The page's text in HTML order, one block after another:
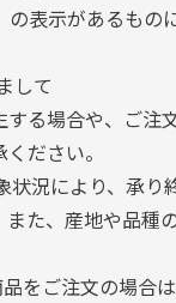
の表示があるも
して
る場合や、ご注
ださい。
況により、承
た、産地や品種
をご注文の場合